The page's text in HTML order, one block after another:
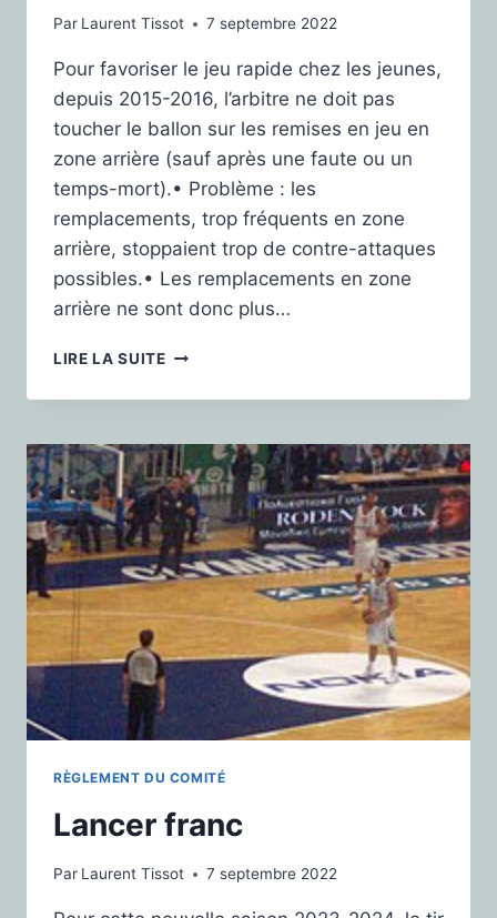
Par Laurent Tissot 7 septembre 2022
Pour favoriser le jeu rapide chez les jeunes,
depuis 2015-2016, l’arbitre ne doit pas
toucher le ballon sur les remises en jeu en
zone arrière (sauf après une faute ou un
temps-mort).• Problème : les
remplacements, trop fréquents en zone
arrière, stoppaient trop de contre-attaques
possibles.• Les remplacements en zone
arrière ne sont donc plus…
LIRE LA SUITE
RÈGLEMENT DU COMITÉ
Lancer franc
Par Laurent Tissot 7 septembre 2022